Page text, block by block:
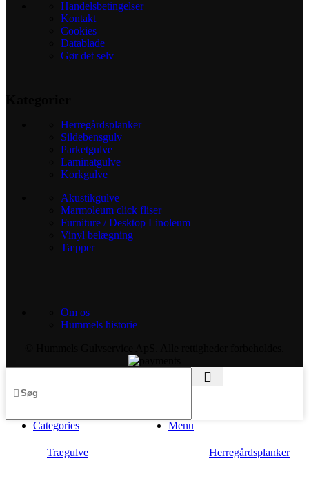
Handelsbetingelser
Kontakt
Cookies
Datablade
Gør det selv
Herregårdsplanker
Sildebensgulv
Parketgulve
Laminatgulve
Korkgulve
Akustikgulve
Marmoleum click fliser
Furniture / Desktop Linoleum
Vinyl belægning
Tæpper
Om os
Hummels historie
Menu
Categories
Trægulve Herregårdsplanker